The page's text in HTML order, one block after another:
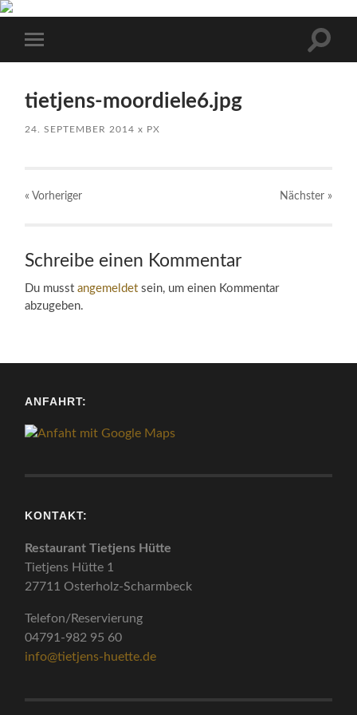
Menü
tietjens-moordiele6.jpg
24. SEPTEMBER 2014 x PX
« Vorheriger Nächster »
Schreibe einen Kommentar
Du musstangemeldet sein, um einen Kommentar
abzugeben.
ANFAHRT:
KONTAKT:
Restaurant Tietjens Hütte
Tietjens Hütte 1
27711 Osterholz-Scharmbeck
Telefon/Reservierung
04791-982 95 60
info@tietjens-huette.de